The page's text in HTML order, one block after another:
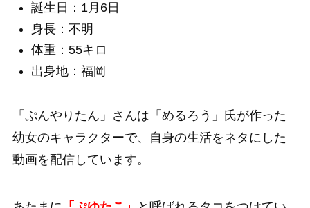
誕生日：1月6日
身長：不明
体重：55キロ
出身地：福岡
「ぷんやりたん」さんは「めるろう」氏が作った
幼女のキャラクターで、自身の生活をネタにした
動画を配信しています。